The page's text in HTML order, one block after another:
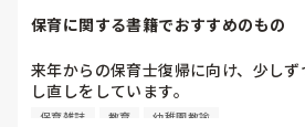
保育に関する書籍でおすすめのもの
来年からの保育士復帰に向け、少し
し直しをしています。
現役の保育士さんや幼稚園教諭の方に
保育雑誌 教育 幼稚園教諭